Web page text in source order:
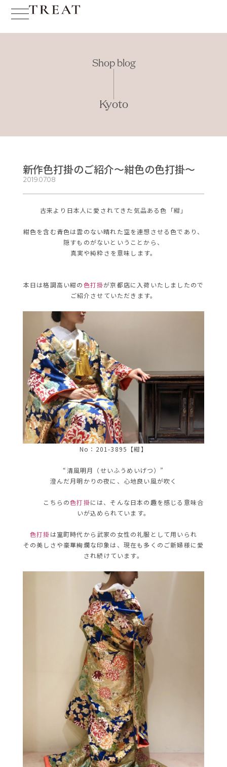
Shop blog
Kyoto
新作色打掛のご紹介～紺色の色打掛～
2019.07.08
古来より日本人に愛されてきた気品ある色「紺」
紺色を含む青色は雲のない晴れた空を連想させる色であり、
隠すものがないということから、
真実や純粋さを意味します。
本日は格調高い紺の色打掛が京都店に入荷いたしましたので
ご紹介させていただきます。
No：201-3895【紺】
“清風明月（せいふうめいげつ）”
澄んだ月明かりの夜に、心地良い風が吹く
こちらの色打掛には、そんな日本の趣を感じる意味合
いが込められています。
色打掛は室町時代から武家の女性の礼服として用いられ
その美しさや豪華絢爛な印象は、現在も多くのご新婦様に愛
され続けています。